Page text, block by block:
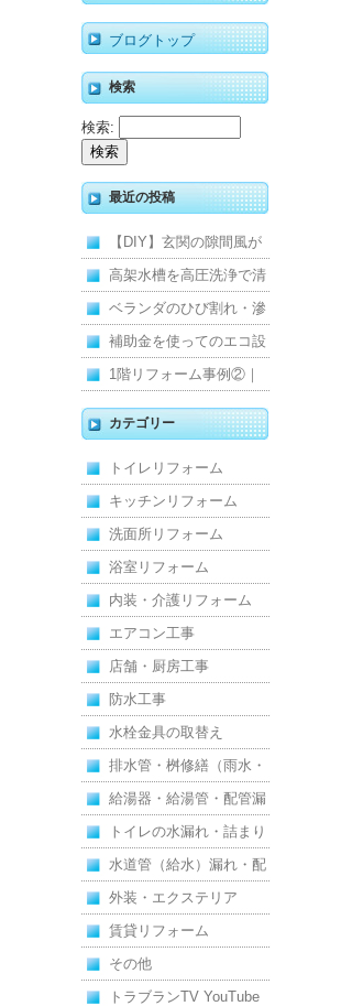
ブログトップ
検索
検索:
最近の投稿
【DIY】玄関の隙間風が
寒くて断熱ドアに交換し
ました
高架水槽を高圧洗浄で清
掃！衛生的な給水環境を
維持｜施工事例
ベランダのひび割れ・滲
みを解消！賃貸マンショ
ン防水工事
補助金を使ってのエコ設
備住宅リフォーム
1階リフォーム事例②｜
キッチン・床・収納を一
新し、扉新設で動線を整
えた全面改修
カテゴリー
トイレリフォーム
キッチンリフォーム
洗面所リフォーム
浴室リフォーム
内装・介護リフォーム
エアコン工事
店舗・厨房工事
防水工事
水栓金具の取替え
排水管・桝修繕（雨水・
汚水）
給湯器・給湯管・配管漏
れ
トイレの水漏れ・詰まり
水道管（給水）漏れ・配
管
外装・エクステリア
賃貸リフォーム
その他
トラブランTV YouTube